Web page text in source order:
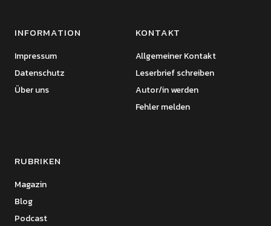
INFORMATION
Impressum
Datenschutz
Über uns
KONTAKT
Allgemeiner Kontakt
Leserbrief schreiben
Autor/in werden
Fehler melden
RUBRIKEN
Magazin
Blog
Podcast